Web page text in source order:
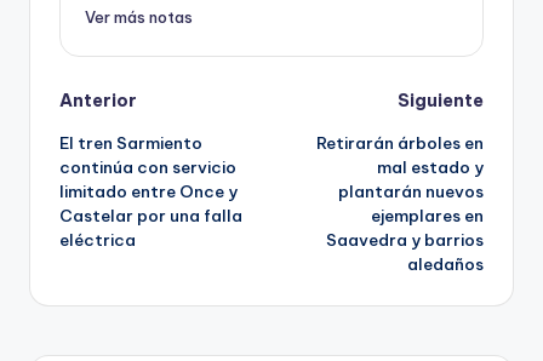
Ver más notas
Post
navigation
Anterior
El tren Sarmiento
continúa con servicio
limitado entre Once y
Castelar por una falla
eléctrica
Siguiente
Retirarán árboles en
mal estado y
plantarán nuevos
ejemplares en
Saavedra y barrios
aledaños